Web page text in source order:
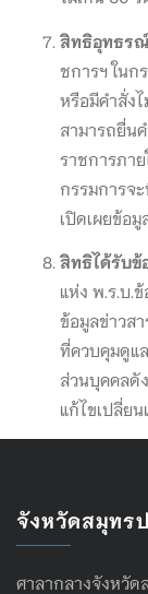
สิทธิอุทธรณ์
ชการฯ ในก
หรือมีคำสั่ง
สามารถยื่น
ราชการภา
กรรมการจ
เปิดเผยข้อ
สิทธิได้รับข้
แห่ง พ.ร.บ.
ข้อมูลข่าวส
ที่ควบคุมดูแ
ส่วนบุคคลดั
แก้ไขเปลี่ย
จังหวัดสมุทร
ศาลากลางจังหวัด